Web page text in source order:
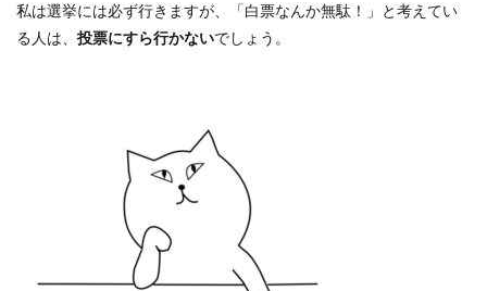
私は選挙には必ず行きますが、「白票なんか無駄！」と考えてい
る人は、 投票にすら行かないでしょう。